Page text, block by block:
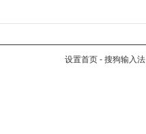
设置首页 - 搜狗输入法